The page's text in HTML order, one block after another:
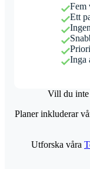
Fem
Ett
Inga
Vill du inte
Planer inkluderar
Utforska våra